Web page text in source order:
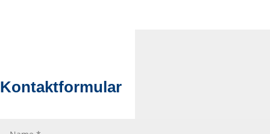
Kontaktformular